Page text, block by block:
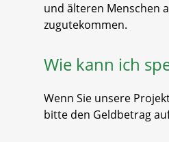
und älteren Menschen
zugutekommen.
Wie kann ich
Wenn Sie unsere
bitte den Geldbetrag